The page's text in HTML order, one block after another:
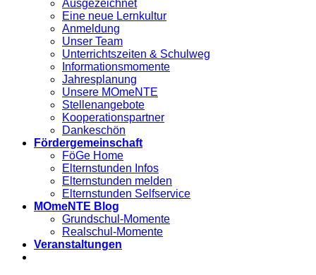
Ausgezeichnet
Eine neue Lernkultur
Anmeldung
Unser Team
Unterrichtszeiten & Schulweg
Informationsmomente
Jahresplanung
Unsere MOmeNTE
Stellenangebote
Kooperationspartner
Dankeschön
Fördergemeinschaft
FöGe Home
Elternstunden Infos
Elternstunden melden
Elternstunden Selfservice
MOmeNTE Blog
Grundschul-Momente
Realschul-Momente
Veranstaltungen